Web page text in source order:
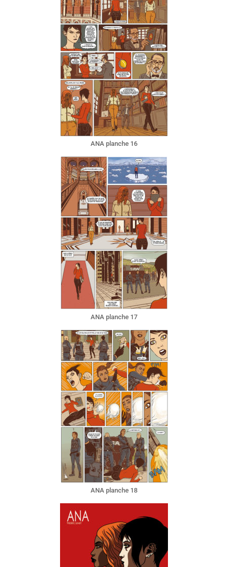
ANA planche 16
ANA planche 17
ANA planche 18